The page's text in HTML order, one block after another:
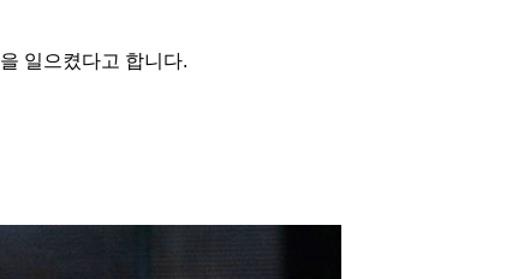
일으켰다고 합니다.